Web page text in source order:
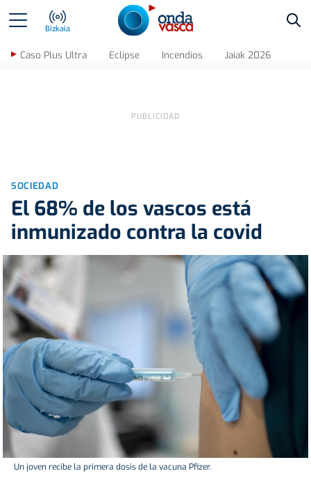
Bizkaia
Caso Plus Ultra Eclipse Incendios Jaiak 2026
SOCIEDAD
El 68% de los vascos está
inmunizado contra la covid
Un joven recibe la primera dosis de la vacuna Pfizer.